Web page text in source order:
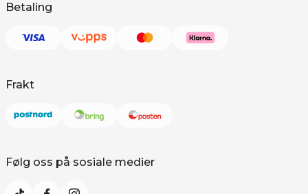
Betaling
Frakt
Følg oss på sosiale medier